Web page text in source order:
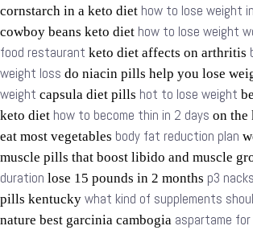
cornstarch in a keto diet how to lose weight
cowboy beans keto diet how to lose weight
food restaurant keto diet affects on arthritis
weight loss do niacin pills help you lose
weight capsula diet pills hot to lose weight
keto diet how to become thin in 2 days on the
eat most vegetables body fat reduction plan
muscle pills that boost libido and muscle
duration lose 15 pounds in 2 months p3
pills kentucky what kind of supplements
nature best garcinia cambogia aspartame